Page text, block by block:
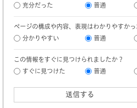
充分だった
普通
ページの構成や内容、表現はわかりやすかっ
分かりやすい
普通
この情報をすぐに見つけられましたか？
すぐに見つけた
普通